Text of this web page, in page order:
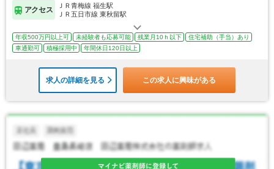
アクセス
ＪＲ青梅線 福生駅
ＪＲ五日市線 東秋留駅
年収500万円以上可 未経験者も応募可能 残業月10ｈ以下
住宅補助（手当）あり
車通勤可
積極採用中 年間休日120日以上
求人の詳細を見る この求人に興味がある